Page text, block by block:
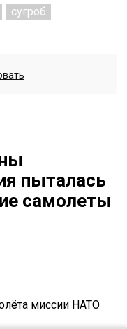
сугроб
пыталась
самолеты
миссии НАТО